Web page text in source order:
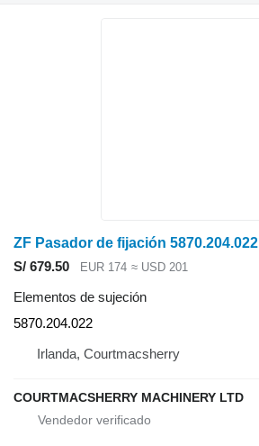
ZF Pasador de fijación 5870.204.022
S/ 679.50
EUR 174 ≈ USD 201
Elementos de sujeción
5870.204.022
Irlanda, Courtmacsherry
COURTMACSHERRY MACHINERY LTD